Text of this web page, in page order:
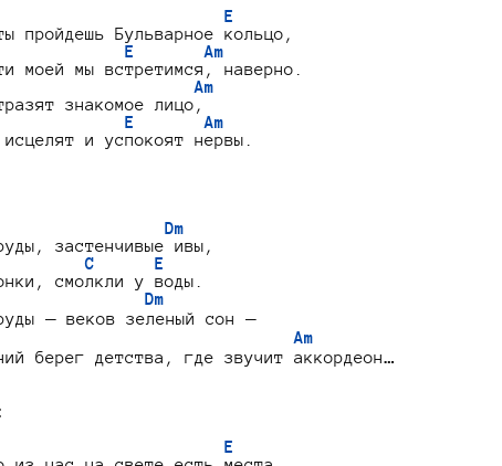
E
пройдешь Бульварное кольцо,
E       Am
моей мы встретимся, наверно.
Am
знакомое лицо,
E       Am
и успокоят нервы.
Dm
застенчивые ивы,
C      E
смолкли у воды.
Dm
— веков зеленый сон —
Am
берег детства, где звучит аккордеон…
E